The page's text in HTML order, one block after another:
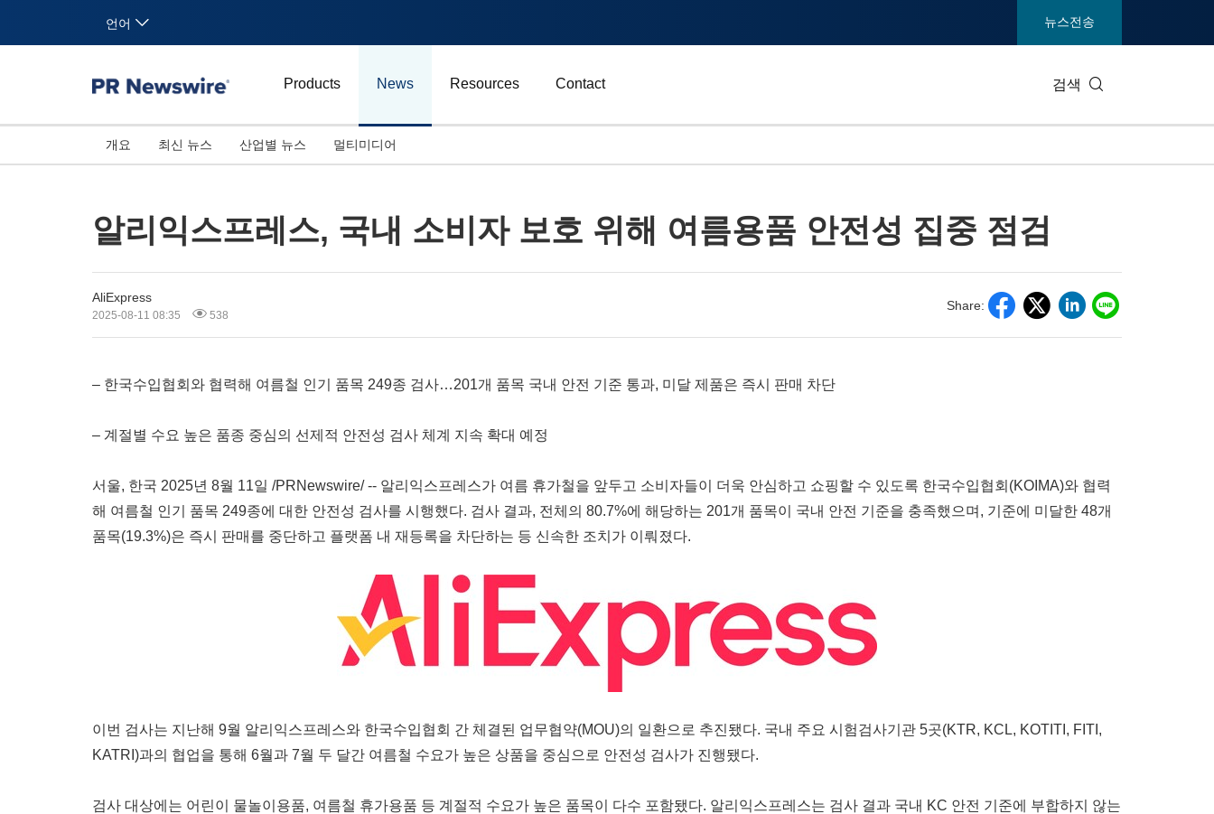
언어 뉴스전송
Products News Resources Contact 검색
개요 최신 뉴스 산업별 뉴스
에너지 엔터테인먼트 및 미디어
멀티미디어
알리익스프레스, 국내 소비자 보호 위해 여름용품 안전성 집중 점검
AliExpress
2025-08-11 08:35 538
Share:
– 한국수입협회와 협력해 여름철 인기 품목 249종 검사…201개 품목 국내 안전 기준 통과, 미달 제품은 즉시 판매 차단
– 계절별 수요 높은 품종 중심의 선제적 안전성 검사 체계 지속 확대 예정
서울, 한국 2025년 8월 11일 /PRNewswire/ -- 알리익스프레스가 여름 휴가철을 앞두고 소비자들이 더욱 안심하고 쇼핑할 수 있도록 한국수입협회(KOIMA)와 협력
해 여름철 인기 품목 249종에 대한 안전성 검사를 시행했다. 검사 결과, 전체의 80.7%에 해당하는 201개 품목이 국내 안전 기준을 충족했으며, 기준에 미달한 48개
품목(19.3%)은 즉시 판매를 중단하고 플랫폼 내 재등록을 차단하는 등 신속한 조치가 이뤄졌다.
이번 검사는 지난해 9월 알리익스프레스와 한국수입협회 간 체결된 업무협약(MOU)의 일환으로 추진됐다. 국내 주요 시험검사기관 5곳(KTR, KCL, KOTITI, FITI,
KATRI)과의 협업을 통해 6월과 7월 두 달간 여름철 수요가 높은 상품을 중심으로 안전성 검사가 진행됐다.
검사 대상에는 어린이 물놀이용품, 여름철 휴가용품 등 계절적 수요가 높은 품목이 다수 포함됐다. 알리익스프레스는 검사 결과 국내 KC 안전 기준에 부합하지 않는